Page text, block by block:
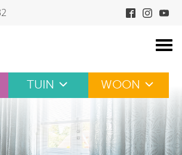
TUIN WOON